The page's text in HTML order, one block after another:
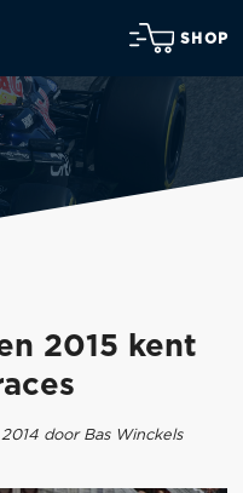
SHOP
2015 kent
door Bas Winckels